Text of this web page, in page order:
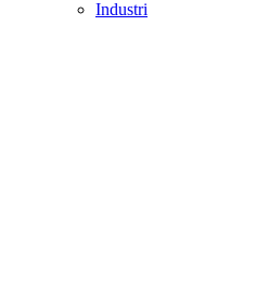
Industri